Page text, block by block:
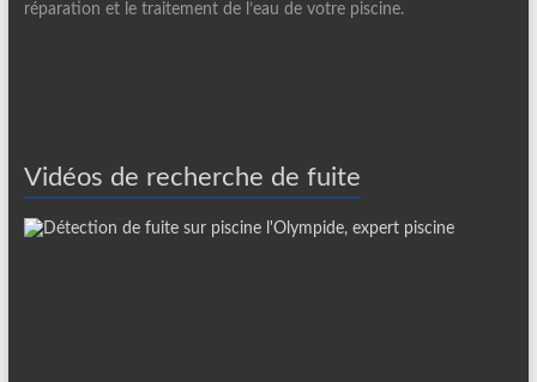
réparation et le traitement de l’eau de votre piscine.
Vidéos de recherche de fuite